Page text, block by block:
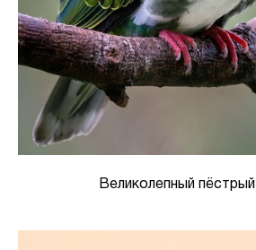
Великолепный пёстрый